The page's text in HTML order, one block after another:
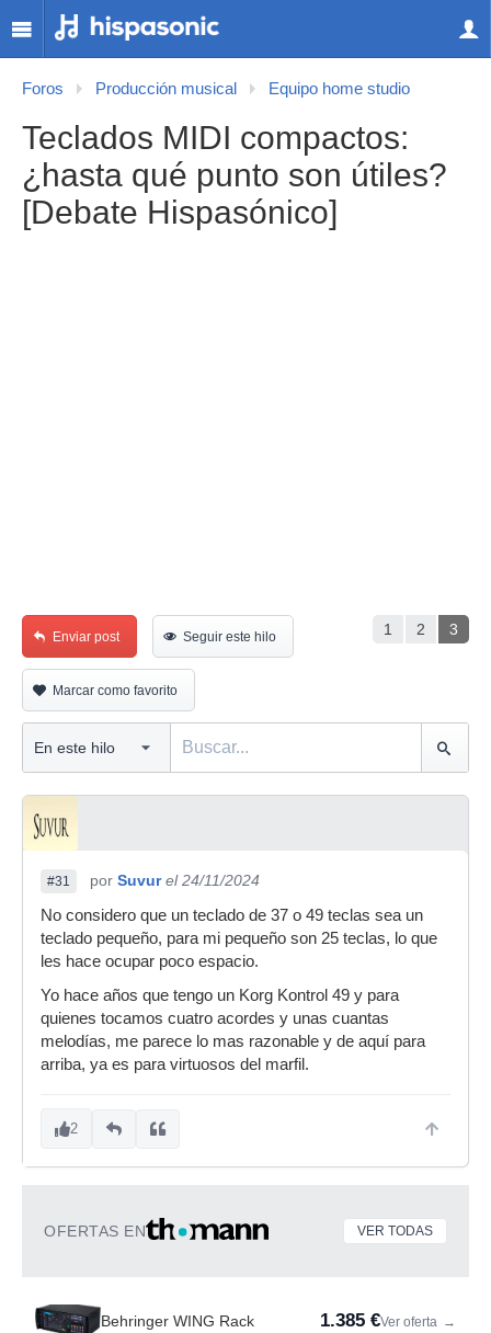
Foros Producción musical Equipo home studio
Teclados MIDI compactos:
¿hasta qué punto son útiles?
[Debate Hispasónico]
1 2 3
Enviar post Seguir este hilo
Marcar como favorito
#31 por Suvur el 24/11/2024
No considero que un teclado de 37 o 49 teclas sea un
teclado pequeño, para mi pequeño son 25 teclas, lo que
les hace ocupar poco espacio.
Yo hace años que tengo un Korg Kontrol 49 y para
quienes tocamos cuatro acordes y unas cuantas
melodías, me parece lo mas razonable y de aquí para
arriba, ya es para virtuosos del marfil.
2
OFERTAS EN VER TODAS
Behringer WING Rack 1.385 €Ver oferta →